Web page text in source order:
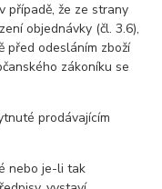
že ze strany
objednávky (čl. 3.6),
před odesláním zboží
zákoníku se
prodávajícím
nebo je-li tak